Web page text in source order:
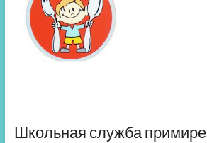
Школьная служба